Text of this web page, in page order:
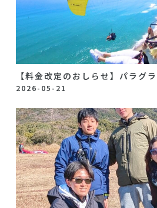
【料金改定のおしらせ】パラグ
2026-05-21